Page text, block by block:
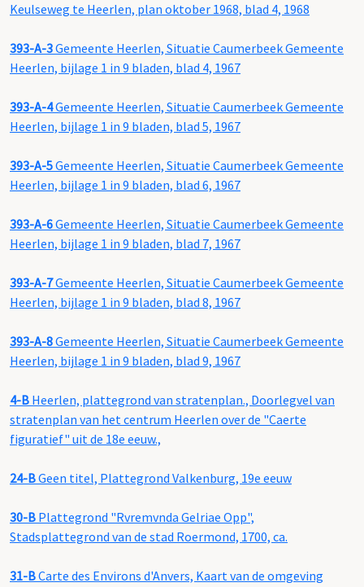
Keulseweg te Heerlen, plan oktober 1968, blad 4, 1968
393-A-3Gemeente Heerlen, Situatie Caumerbeek Gemeente
Heerlen, bijlage 1 in 9 bladen, blad 4, 1967
393-A-4Gemeente Heerlen, Situatie Caumerbeek Gemeente
Heerlen, bijlage 1 in 9 bladen, blad 5, 1967
393-A-5Gemeente Heerlen, Situatie Caumerbeek Gemeente
Heerlen, bijlage 1 in 9 bladen, blad 6, 1967
393-A-6Gemeente Heerlen, Situatie Caumerbeek Gemeente
Heerlen, bijlage 1 in 9 bladen, blad 7, 1967
393-A-7Gemeente Heerlen, Situatie Caumerbeek Gemeente
Heerlen, bijlage 1 in 9 bladen, blad 8, 1967
393-A-8Gemeente Heerlen, Situatie Caumerbeek Gemeente
Heerlen, bijlage 1 in 9 bladen, blad 9, 1967
4-B Heerlen, plattegrond van stratenplan., Doorlegvel van
stratenplan van het centrum Heerlen over de "Caerte
figuratief" uit de 18e eeuw.,
24-BGeen titel, Plattegrond Valkenburg, 19e eeuw
30-B Plattegrond "Rvremvnda Gelriae Opp",
Stadsplattegrond van de stad Roermond, 1700, ca.
31-BCarte des Environs d'Anvers, Kaart van de omgeving